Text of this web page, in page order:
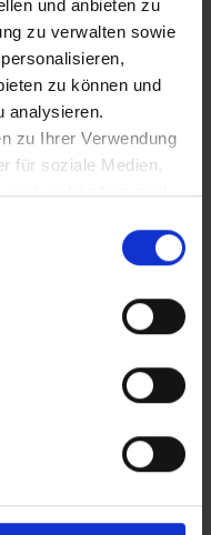
und anbieten zu
zu verwalten sowie
zu können und
analysieren.
zu Ihrer Verwendung
für soziale Medien,
auch in Ländern sind,
uU nicht
Partner führen
mit weiteren Daten
haben oder die
Bischof Krenn
des
und